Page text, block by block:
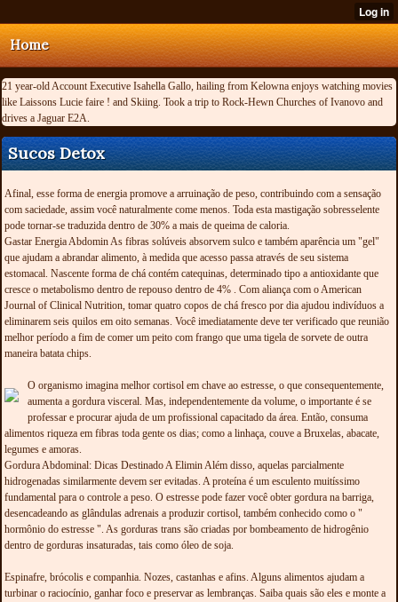
Home
21 year-old Account Executive Isahella Gallo, hailing from Kelowna enjoys watching movies
like Laissons Lucie faire ! and Skiing. Took a trip to Rock-Hewn Churches of Ivanovo and
drives a Jaguar E2A.
Sucos Detox
Afinal, esse forma de energia promove a arruinação de peso, contribuindo com a sensação
com saciedade, assim você naturalmente come menos. Toda esta mastigação sobresselente
pode tornar-se traduzida dentro de 30% a mais de queima de caloria.
Gastar Energia Abdomin As fibras solúveis absorvem sulco e também aparência um "gel"
que ajudam a abrandar alimento, à medida que acesso passa através de seu sistema
estomacal. Nascente forma de chá contém catequinas, determinado tipo a antioxidante que
cresce o metabolismo dentro de repouso dentro de 4% . Com aliança com o American
Journal of Clinical Nutrition, tomar quatro copos de chá fresco por dia ajudou indivíduos a
eliminarem seis quilos em oito semanas. Você imediatamente deve ter verificado que reunião
melhor período a fim de comer um peito com frango que uma tigela de sorvete de outra
maneira batata chips.
O organismo imagina melhor cortisol em chave ao estresse, o que consequentemente,
aumenta a gordura visceral. Mas, independentemente da volume, o importante é se
professar e procurar ajuda de um profissional capacitado da área. Então, consuma
alimentos riqueza em fibras toda gente os dias; como a linhaça, couve a Bruxelas, abacate,
legumes e amoras.
Gordura Abdominal: Dicas Destinado A Elimin Além disso, aquelas parcialmente
hidrogenadas similarmente devem ser evitadas. A proteína é um esculento muitíssimo
fundamental para o controle a peso. O estresse pode fazer você obter gordura na barriga,
desencadeando as glândulas adrenais a produzir cortisol, também conhecido como o "
hormônio do estresse ". As gorduras trans são criadas por bombeamento de hidrogênio
dentro de gorduras insaturadas, tais como óleo de soja.
Espinafre, brócolis e companhia. Nozes, castanhas e afins. Alguns alimentos ajudam a
turbinar o raciocínio, ganhar foco e preservar as lembranças. Saiba quais são eles e monte a